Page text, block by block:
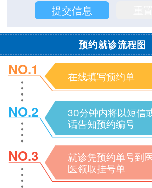
预约就诊流程图
NO.1 在线填写预约单
NO.2
30分钟内将以短信
话告知预约编号
NO.3
就诊凭预约单号到
医领取挂号单